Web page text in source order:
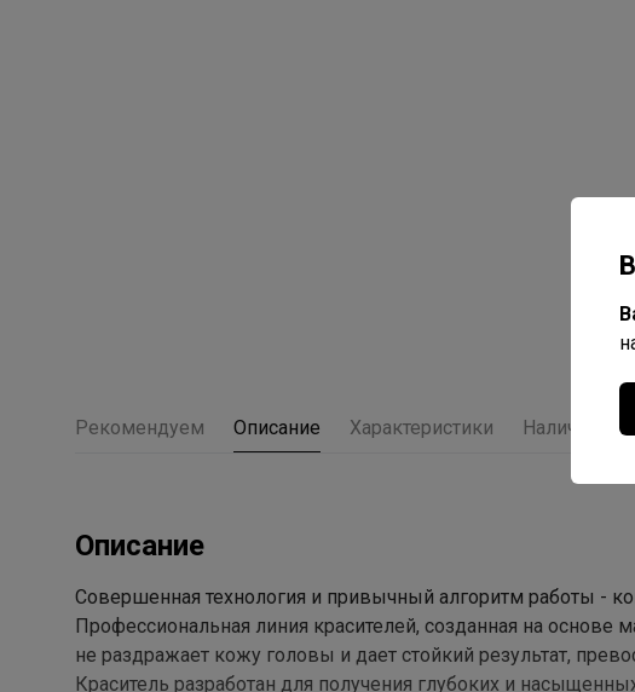
Рекомендуем Описание Характеристики Наличие
Описание
Совершенная технология и привычный алгоритм работы -
Профессиональная линия красителей, созданная на
не раздражает кожу головы и дает стойкий результат,
Краситель разработан для получения глубоких и